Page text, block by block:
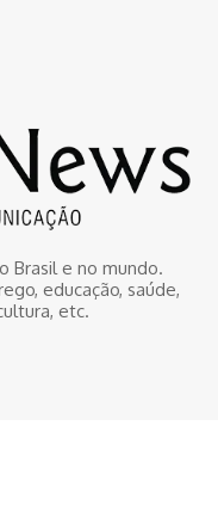
Brasil e no mundo.
educação, saúde,
etc.